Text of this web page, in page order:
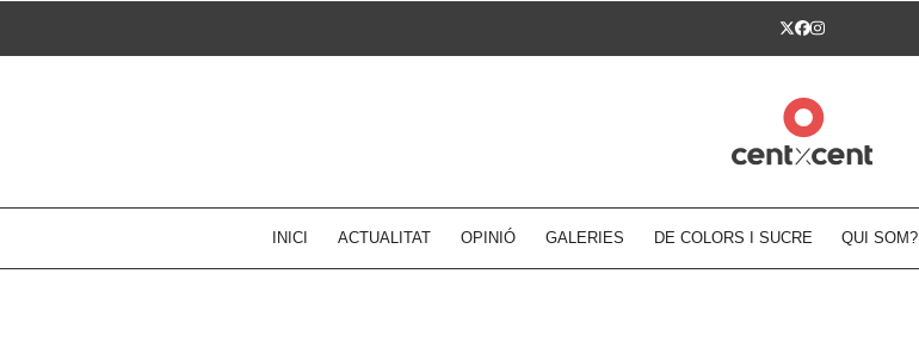
Twitter
Facebook
Instagram
INICI ACTUALITAT OPINIÓ GALERIES DE COLORS I SUCRE QUI SOM?